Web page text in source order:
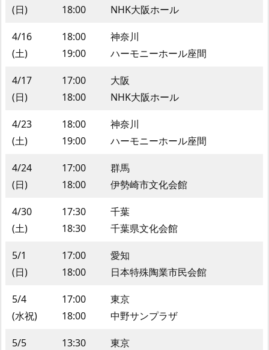
(日)
18:00
NHK大阪ホール
4/16
(土)
18:00
19:00
神奈川
ハーモニーホール座間
4/17
(日)
17:00
18:00
大阪
NHK大阪ホール
4/23
(土)
18:00
19:00
神奈川
ハーモニーホール座間
4/24
(日)
17:00
18:00
群馬
伊勢崎市文化会館
4/30
(土)
17:30
18:30
千葉
千葉県文化会館
5/1
(日)
17:00
18:00
愛知
日本特殊陶業市民会館
5/4
(水祝)
17:00
18:00
東京
中野サンプラザ
5/5
13:30
東京